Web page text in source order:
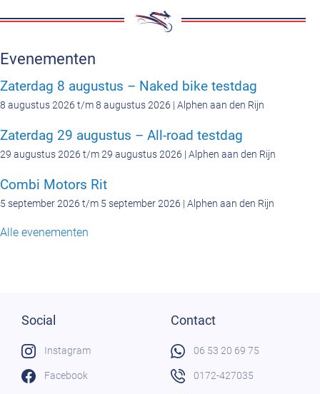
Evenementen
Zaterdag 8 augustus – Naked bike testdag
8 augustus 2026 t/m 8 augustus 2026 | Alphen aan den Rijn
Zaterdag 29 augustus – All-road testdag
29 augustus 2026 t/m 29 augustus 2026 | Alphen aan den Rijn
Combi Motors Rit
5 september 2026 t/m 5 september 2026 | Alphen aan den Rijn
Alle evenementen
Social
Instagram
Facebook
Contact
06 53 20 69 75
0172-427035